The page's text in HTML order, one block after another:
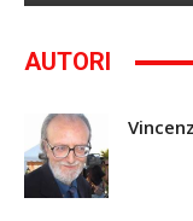
AUTORI